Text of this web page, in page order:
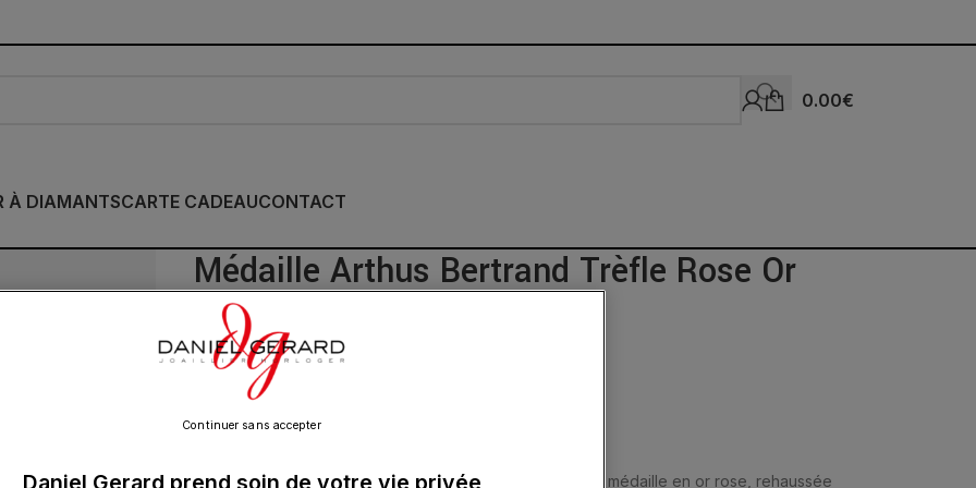
0.00€
À DIAMANTSCARTE CADEAUCONTACT
Médaille Arthus Bertrand Trèfle Rose Or
Rose
345.00€
Petit talisman à porter au quotidien, découvrez cette mini médaille en or rose, rehaussée
Daniel Gerard prend soin de votre vie privée
Continuer sans accepter